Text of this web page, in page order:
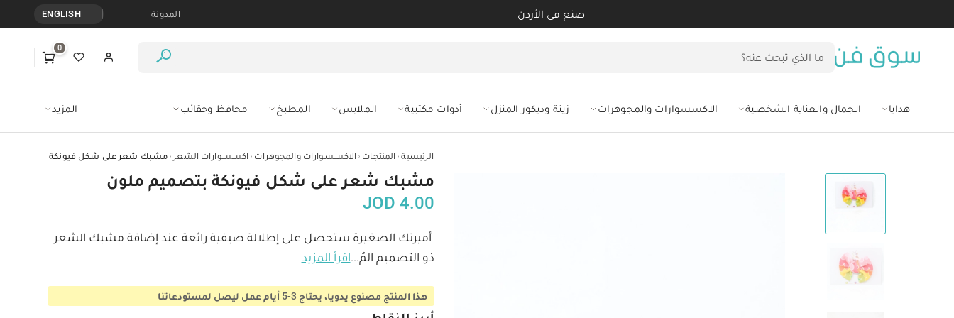
صنع في الأردن المدونة ENGLISH
0
هدايا الجمال والعناية الشخصية الاكسسوارات والمجوهرات زينة وديكور المنزل أدوات مكتبية الملابس المطبخ محافظ وحقائب المزيد
الرئيسية ‹ المنتجات ‹ الاكسسوارات والمجوهرات ‹ اكسسوارات الشعر ‹ مشبك شعر على شكل فيونكة بتصميم
مشبك شعر على شكل فيونكة بتصميم ملون
JOD 4.00
أميرتك الصغيرة ستحصل على إطلالة صيفية رائعة عند إضافة مشبك الشعر
ذو التصميم المُ...اقرأ المزيد
هذا المنتج مصنوع يدويا، يحتاج 3-5 أيام عمل ليصل لمستودعاتنا